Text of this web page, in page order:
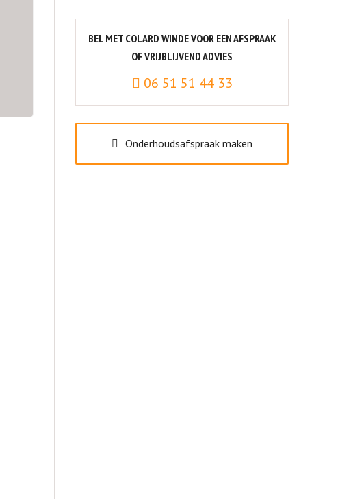
BEL MET COLARD WINDE VOOR EEN AFSPRAAK
OF VRIJBLIJVEND ADVIES
06 51 51 44 33
Onderhoudsafspraak maken